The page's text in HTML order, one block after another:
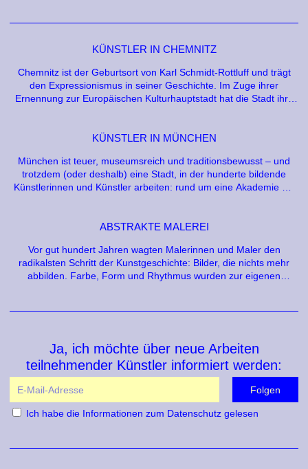
KÜNSTLER IN CHEMNITZ
Chemnitz ist der Geburtsort von Karl Schmidt-Rottluff und trägt
den Expressionismus in seiner Geschichte. Im Zuge ihrer
Ernennung zur Europäischen Kulturhauptstadt hat die Stadt ihre
aktiven freien Szene aus Galerien, Projekträumen und dem
KÜNSTLER IN MÜNCHEN
München ist teuer, museumsreich und traditionsbewusst – und
trotzdem (oder deshalb) eine Stadt, in der hunderte bildende
Künstlerinnen und Künstler arbeiten: rund um eine Akademie mit
Pinakotheken erkämpft.
ABSTRAKTE MALEREI
Vor gut hundert Jahren wagten Malerinnen und Maler den
radikalsten Schritt der Kunstgeschichte: Bilder, die nichts mehr
abbilden. Farbe, Form und Rhythmus wurden zur eigenen
Ja, ich möchte über neue Arbeiten
teilnehmender Künstler informiert werden:
Ich habe die Informationen zum Datenschutzgelesen